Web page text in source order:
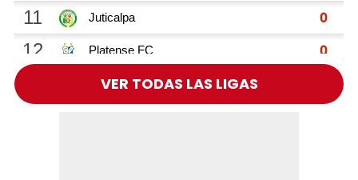
VER TODAS LAS LIGAS